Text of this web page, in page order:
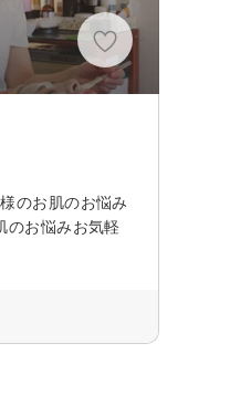
のお肌のお悩み
のお悩みお気軽